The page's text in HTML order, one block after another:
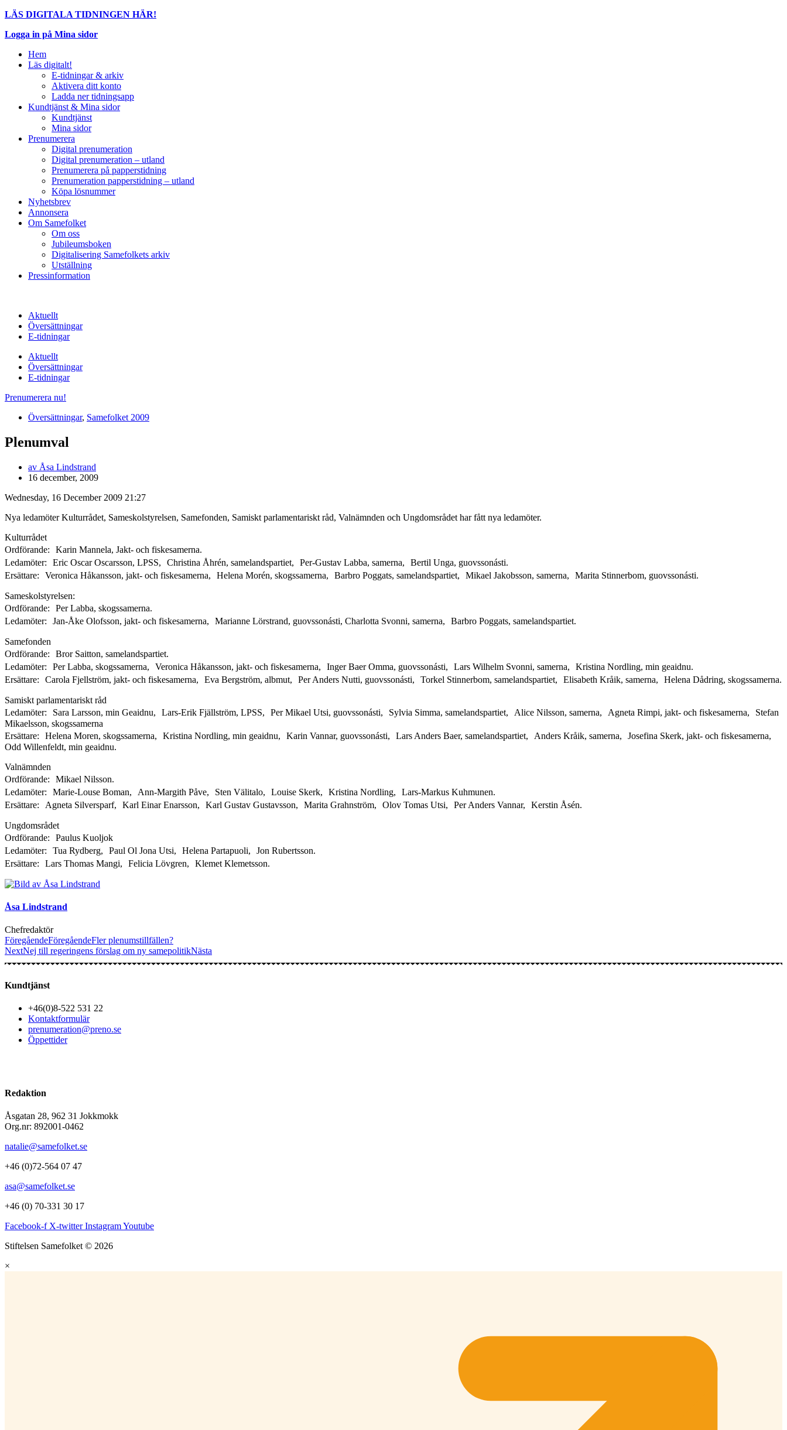
LÄS DIGITALA TIDNINGEN HÄR!
Logga in på Mina sidor
Hem
Läs digitalt!
E-tidningar & arkiv
Aktivera ditt konto
Ladda ner tidningsapp
Kundtjänst & Mina sidor
Kundtjänst
Mina sidor
Prenumerera
Digital prenumeration
Digital prenumeration – utland
Prenumerera på papperstidning
Prenumeration papperstidning – utland
Köpa lösnummer
Nyhetsbrev
Annonsera
Om Samefolket
Om oss
Jubileumsboken
Digitalisering Samefolkets arkiv
Utställning
Pressinformation
Aktuellt
Översättningar
E-tidningar
Aktuellt
Översättningar
E-tidningar
Prenumerera nu!
Översättningar, Samefolket 2009
Plenumval
av Åsa Lindstrand
16 december, 2009
Wednesday, 16 December 2009 21:27
Nya ledamöter Kulturrådet, Sameskolstyrelsen, Samefonden, Samiskt parlamentariskt råd, Valnämnden och Ungdomsrådet har fått nya ledamöter.
Kulturrådet
Ordförande: Karin Mannela, Jakt- och fiskesamerna.
Ledamöter: Eric Oscar Oscarsson, LPSS, Christina Åhrén, samelandspartiet, Per-Gustav Labba, samerna, Bertil Unga, guovssonásti.
Ersättare: Veronica Håkansson, jakt- och fiskesamerna, Helena Morén, skogssamerna, Barbro Poggats, samelandspartiet, Mikael Jakobsson, samerna, Marita Stinnerbom, guovssonásti.
Sameskolstyrelsen:
Ordförande: Per Labba, skogssamerna.
Ledamöter: Jan-Åke Olofsson, jakt- och fiskesamerna, Marianne Lörstrand, guovssonásti, Charlotta Svonni, samerna, Barbro Poggats, samelandspartiet.
Samefonden
Ordförande: Bror Saitton, samelandspartiet.
Ledamöter: Per Labba, skogssamerna, Veronica Håkansson, jakt- och fiskesamerna, Inger Baer Omma, guovssonásti, Lars Wilhelm Svonni, samerna, Kristina Nordling, min geaidnu.
Ersättare: Carola Fjellström, jakt- och fiskesamerna, Eva Bergström, albmut, Per Anders Nutti, guovssonásti, Torkel Stinnerbom, samelandspartiet, Elisabeth Kråik, samerna, Helena Dådring, skogssamerna.
Samiskt parlamentariskt råd
Ledamöter: Sara Larsson, min Geaidnu, Lars-Erik Fjällström, LPSS, Per Mikael Utsi, guovssonásti, Sylvia Simma, samelandspartiet, Alice Nilsson, samerna, Agneta Rimpi, jakt- och fiskesamerna, Stefan
Mikaelsson, skogssamerna
Ersättare: Helena Moren, skogssamerna, Kristina Nordling, min geaidnu, Karin Vannar, guovssonásti, Lars Anders Baer, samelandspartiet, Anders Kråik, samerna, Josefina Skerk, jakt- och fiskesamerna,
Odd Willenfeldt, min geaidnu.
Valnämnden
Ordförande: Mikael Nilsson.
Ledamöter: Marie-Louse Boman, Ann-Margith Påve, Sten Välitalo, Louise Skerk, Kristina Nordling, Lars-Markus Kuhmunen.
Ersättare: Agneta Silversparf, Karl Einar Enarsson, Karl Gustav Gustavsson, Marita Grahnström, Olov Tomas Utsi, Per Anders Vannar, Kerstin Åsén.
Ungdomsrådet
Ordförande: Paulus Kuoljok
Ledamöter: Tua Rydberg, Paul Ol Jona Utsi, Helena Partapuoli, Jon Rubertsson.
Ersättare: Lars Thomas Mangi, Felicia Lövgren, Klemet Klemetsson.
Åsa Lindstrand
Chefredaktör
FöregåendeFöregåendeFler plenumstillfällen?
NextNej till regeringens förslag om ny samepolitikNästa
Kundtjänst
+46(0)8-522 531 22
Kontaktformulär
prenumeration@preno.se
Öppettider
Redaktion
Åsgatan 28, 962 31 Jokkmokk
Org.nr: 892001-0462
natalie@samefolket.se
+46 (0)72-564 07 47
asa@samefolket.se
+46 (0) 70-331 30 17
Facebook-f X-twitter InstagramYoutube
Stiftelsen Samefolket © 2026
×